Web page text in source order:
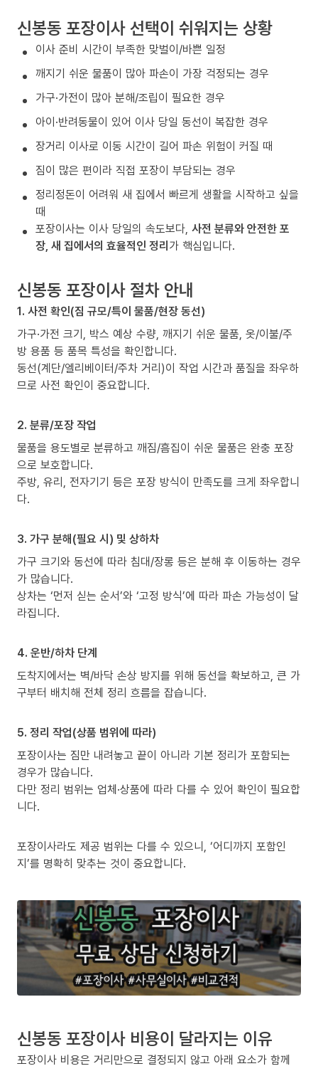
신봉동 포장이사 선택이 쉬워지는 상황
이사 준비 시간이 부족한 맞벌이/바쁜 일정
깨지기 쉬운 물품이 많아 파손이 가장 걱정되는 경우
가구·가전이 많아 분해/조립이 필요한 경우
아이·반려동물이 있어 이사 당일 동선이 복잡한 경우
장거리 이사로 이동 시간이 길어 파손 위험이 커질 때
짐이 많은 편이라 직접 포장이 부담되는 경우
정리정돈이 어려워 새 집에서 빠르게 생활을 시작하고 싶을
때
포장이사는 이사 당일의 속도보다, 사전 분류와 안전한 포
장, 새 집에서의 효율적인 정리가 핵심입니다.
신봉동 포장이사 절차 안내
1. 사전 확인(짐 규모/특이 물품/현장 동선)
가구·가전 크기, 박스 예상 수량, 깨지기 쉬운 물품, 옷/이불/주
방 용품 등 품목 특성을 확인합니다.
동선(계단/엘리베이터/주차 거리)이 작업 시간과 품질을 좌우하
므로 사전 확인이 중요합니다.
2. 분류/포장 작업
물품을 용도별로 분류하고 깨짐/흠집이 쉬운 물품은 완충 포장
으로 보호합니다.
주방, 유리, 전자기기 등은 포장 방식이 만족도를 크게 좌우합니
다.
3. 가구 분해(필요 시) 및 상하차
가구 크기와 동선에 따라 침대/장롱 등은 분해 후 이동하는 경우
가 많습니다.
상차는 ‘먼저 싣는 순서’와 ‘고정 방식’에 따라 파손 가능성이 달
라집니다.
4. 운반/하차 단계
도착지에서는 벽/바닥 손상 방지를 위해 동선을 확보하고, 큰 가
구부터 배치해 전체 정리 흐름을 잡습니다.
5. 정리 작업(상품 범위에 따라)
포장이사는 짐만 내려놓고 끝이 아니라 기본 정리가 포함되는
경우가 많습니다.
다만 정리 범위는 업체·상품에 따라 다를 수 있어 확인이 필요합
니다.
포장이사라도 제공 범위는 다를 수 있으니, ‘어디까지 포함인
지’를 명확히 맞추는 것이 중요합니다.
신봉동 포장이사 비용이 달라지는 이유
포장이사 비용은 거리만으로 결정되지 않고 아래 요소가 함께